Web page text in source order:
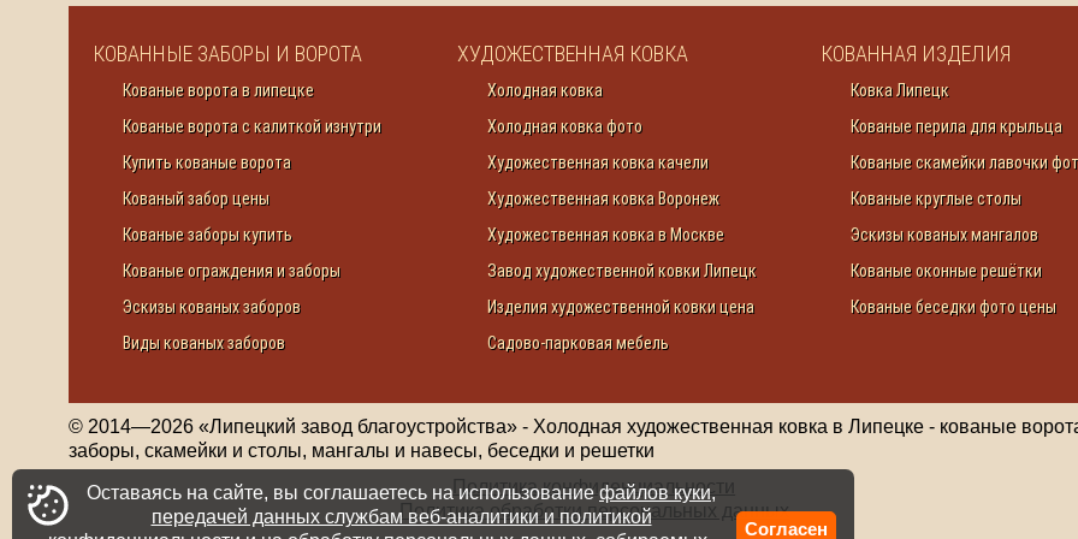
КОВАННЫЕ ЗАБОРЫ И ВОРОТА
Кованые ворота в липецке
Кованые ворота с калиткой изнутри
Купить кованые ворота
Кованый забор цены
Кованые заборы купить
Кованые ограждения и заборы
Эскизы кованых заборов
Виды кованых заборов
ХУДОЖЕСТВЕННАЯ КОВКА
Холодная ковка
Холодная ковка фото
Художественная ковка качели
Художественная ковка Воронеж
Художественная ковка в Москве
Завод художественной ковки Липецк
Изделия художественной ковки цена
Садово-парковая мебель
КОВАННАЯ ИЗДЕЛИЯ
Ковка Липецк
Кованые перила для крыльца
Кованые скамейки лавочки
Кованые круглые столы
Эскизы кованых мангалов
Кованые оконные решётки
Кованые беседки фото цены
© 2014—2026 «Липецкий завод благоустройства» - Холодная художественная ковка в Липецке - кованые
заборы, скамейки и столы, мангалы и навесы, беседки и решетки
Политика конфиденциальности
Политика обработки персональных данных
Оставаясь на сайте, вы соглашаетесь на использованиефайлов куки,
передачей данных службам веб-аналитики и политикой
Согласен